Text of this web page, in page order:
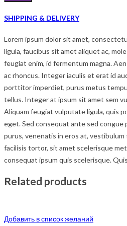
SHIPPING & DELIVERY
Lorem ipsum dolor sit amet,
ligula, faucibus sit amet aliquet ac,
feugiat enim, id fermentum magna.
ac rhoncus. Integer iaculis et erat id
porttitor imperdiet, purus metus
tellus. Integer at ipsum sit amet sem
Aliquam feugiat vulputate ligula, quis
eget. Sed consequat ante sed congue
purus, venenatis in eros at, vestibulum
facilisis tortor, sit amet scelerisque
consequat ipsum quis scelerisque.
Related products
Добавить в список желаний